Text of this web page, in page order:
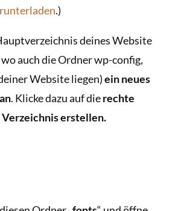
.)
deines Website
auch die Ordner wp-config,
Website liegen)ein neues
. Klicke dazu auf dierechte
erstellen.